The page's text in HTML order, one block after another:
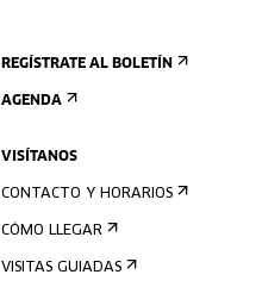
REGÍSTRATE AL BOLETÍN
AGENDA
VISÍTANOS
CONTACTO Y HORARIOS
CÓMO LLEGAR
VISITAS GUIADAS